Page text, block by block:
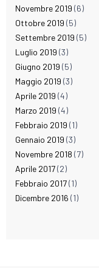
Novembre 2019 (6)
Ottobre 2019 (5)
Settembre 2019 (5)
Luglio 2019 (3)
Giugno 2019 (5)
Maggio 2019 (3)
Aprile 2019 (4)
Marzo 2019 (4)
Febbraio 2019 (1)
Gennaio 2019 (3)
Novembre 2018 (7)
Aprile 2017(2)
Febbraio 2017(1)
Dicembre 2016 (1)